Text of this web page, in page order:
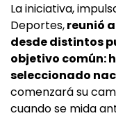
La iniciativa,
Deportes,reunió
desde distintos
objetivo común:
seleccionado
comenzará su
cuando se mida